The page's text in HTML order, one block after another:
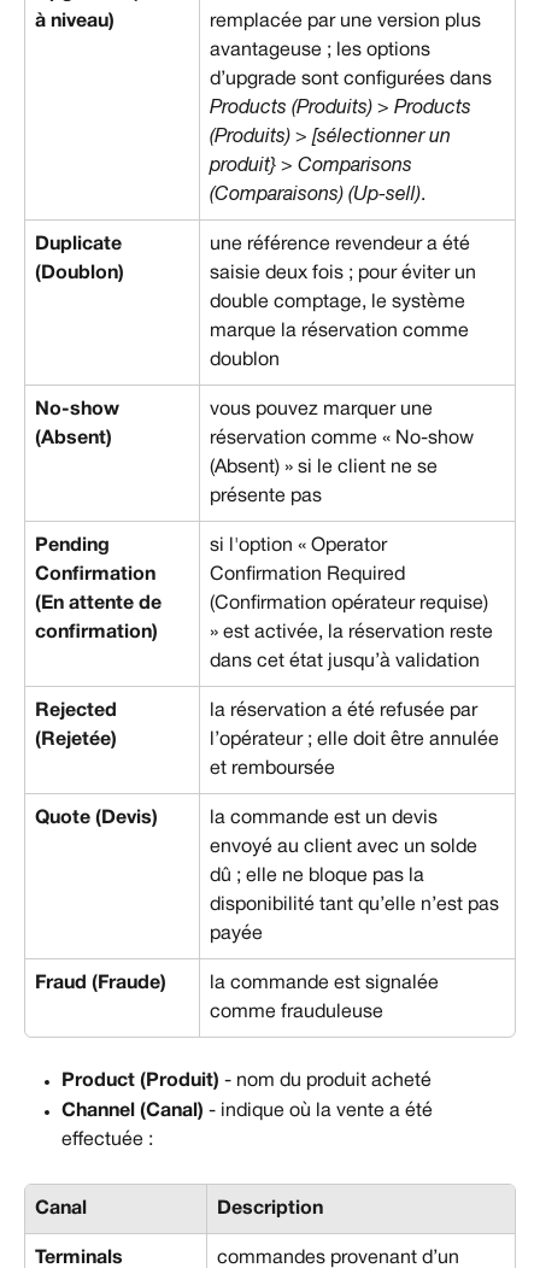
à niveau)
remplacée par une version plus
avantageuse ; les options
d’upgrade sont configurées dans
Products (Produits) > Products
(Produits) > [sélectionner un
produit} > Comparisons
(Comparaisons) (Up-sell).
Duplicate
(Doublon)
une référence revendeur a été
saisie deux fois ; pour éviter un
double comptage, le système
marque la réservation comme
doublon
No-show
(Absent)
vous pouvez marquer une
réservation comme « No-show
(Absent) » si le client ne se
présente pas
Pending
Confirmation
(En attente de
confirmation)
si l'option « Operator
Confirmation Required
(Confirmation opérateur requise)
» est activée, la réservation reste
dans cet état jusqu’à validation
Rejected
(Rejetée)
la réservation a été refusée par
l’opérateur ; elle doit être annulée
et remboursée
Quote (Devis)
la commande est un devis
envoyé au client avec un solde
dû ; elle ne bloque pas la
disponibilité tant qu’elle n’est pas
payée
Fraud (Fraude)
la commande est signalée
comme frauduleuse
Product (Produit) - nom du produit acheté
Channel (Canal) - indique où la vente a été
effectuée :
Canal Description
Terminals
commandes provenant d’un